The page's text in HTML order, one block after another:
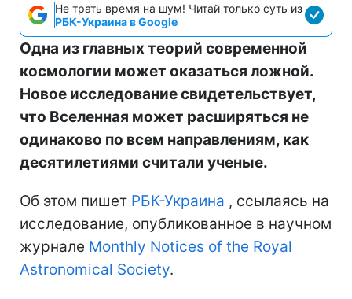
Не трать время на шум! Читай только суть из
РБК-Украина в Google
Одна из главных теорий современной
космологии может оказаться ложной.
Новое исследование свидетельствует,
что Вселенная может расширяться не
одинаково по всем направлениям, как
десятилетиями считали ученые.
Об этом пишет РБК-Украина , ссылаясь на
исследование, опубликованное в научном
журнале Monthly Notices of the Royal
Astronomical Society.